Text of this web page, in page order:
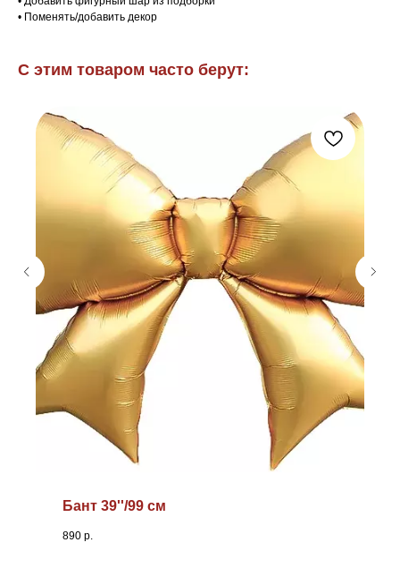
• Поменять/добавить декор
С этим товаром часто берут:
Бант 39''/99 см
890 р.